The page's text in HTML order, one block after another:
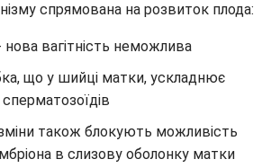
спрямована на розвиток плода:
нова вагітність неможлива
що у шийці матки, ускладнює
також блокують можливість
в слизову оболонку матки